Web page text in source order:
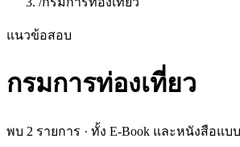
แนวข้อสอบ
กรมการท่องเที่ยว
พบ 2 รายการ · ทั้ง E-Book และหนังสือแบ